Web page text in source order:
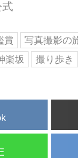
式
賞 写真撮影の
楽坂 撮り歩き